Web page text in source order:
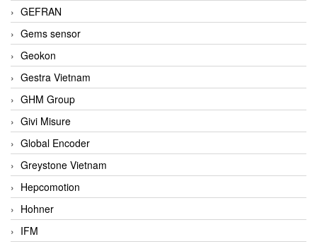
GEFRAN
Gems sensor
Geokon
Gestra Vietnam
GHM Group
Givi Misure
Global Encoder
Greystone Vietnam
Hepcomotion
Hohner
IFM